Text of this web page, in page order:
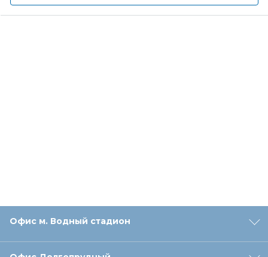
Офис м. Водный стадион